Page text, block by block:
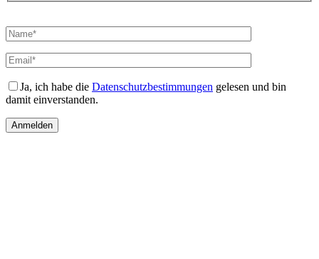
lasse
Feld
leer.
Ja, ich habe die Datenschutzbestimmungen gelesen und bin
damit einverstanden.
Anmelden